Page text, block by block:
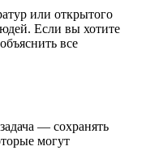
или открытого
Если вы хотите
все
— сохранять
могут